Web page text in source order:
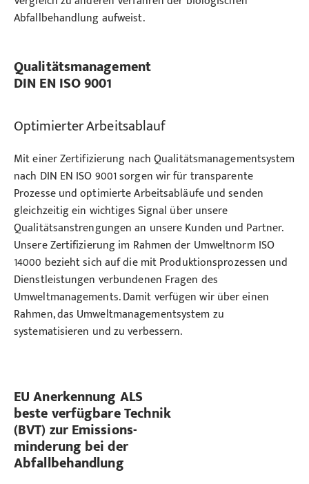
Abfallbehandlung aufweist.
Qualitätsmanagement
DIN EN ISO 9001
Optimierter Arbeitsablauf
Mit einer Zertifizierung nach Qualitätsmanagementsystem
nach DIN EN ISO 9001 sorgen wir für transparente
Prozesse und optimierte Arbeitsabläufe und senden
gleichzeitig ein wichtiges Signal über unsere
Qualitätsanstrengungen an unsere Kunden und Partner.
Unsere Zertifizierung im Rahmen der Umweltnorm ISO
14000 bezieht sich auf die mit Produktionsprozessen und
Dienstleistungen verbundenen Fragen des
Umweltmanagements. Damit verfügen wir über einen
Rahmen, das Umweltmanagementsystem zu
systematisieren und zu verbessern.
EU Anerkennung ALS
beste verfügbare Technik
(BVT) zur Emissions-
minderung bei der
Abfallbehandlung